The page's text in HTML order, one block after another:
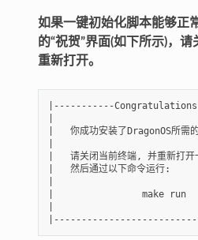
如果一键初始化脚本能够正
的“祝贺”界面(如下所示)，
重新打开。
-----------
你成功安装了DragonOS所需
请关闭当前终端, 并重新打开
然后通过以下命令运行:
make run